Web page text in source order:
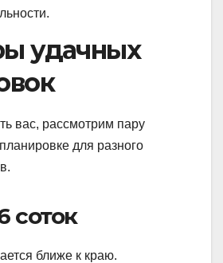
удачных
вас, рассмотрим пару
для разного
соток
ближе к краю.